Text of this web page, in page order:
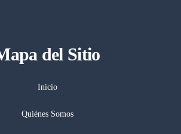
del Sitio
Inicio
Quiénes Somos